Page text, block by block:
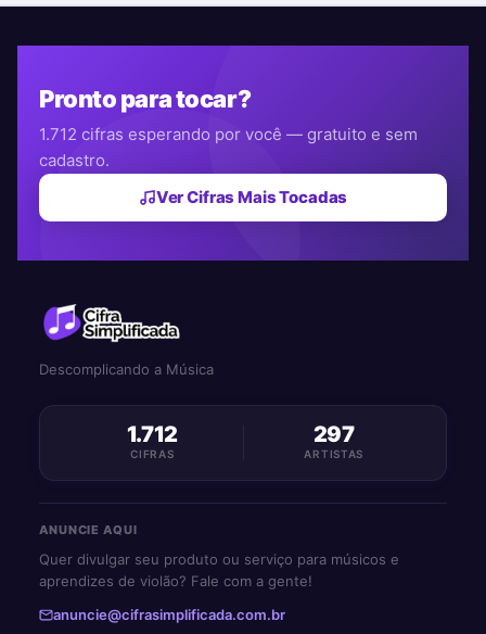
Pronto para tocar?
1.712 cifras esperando por você — gratuito e sem
cadastro.
Ver Cifras Mais Tocadas
Descomplicando a Música
1.712
CIFRAS
297
ARTISTAS
ANUNCIE AQUI
Quer divulgar seu produto ou serviço para músicos e
aprendizes de violão? Fale com a gente!
anuncie@cifrasimplificada.com.br